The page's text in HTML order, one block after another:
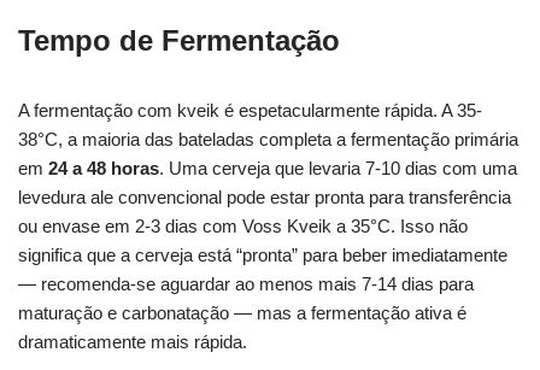
Tempo de Fermentação
A fermentação com kveik é espetacularmente rápida. A 35-
38°C, a maioria das bateladas completa a fermentação primária
em 24 a 48 horas. Uma cerveja que levaria 7-10 dias com uma
levedura ale convencional pode estar pronta para transferência
ou envase em 2-3 dias com Voss Kveik a 35°C. Isso não
significa que a cerveja está “pronta” para beber imediatamente
— recomenda-se aguardar ao menos mais 7-14 dias para
maturação e carbonatação — mas a fermentação ativa é
dramaticamente mais rápida.